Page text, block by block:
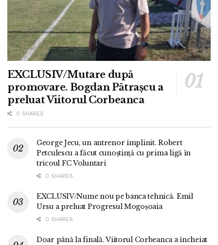
EXCLUSIV/Mutare după
promovare. Bogdan Pătrașcu a
preluat Viitorul Corbeanca
0 SHARES
George Jecu, un antrenor împlinit. Robert
Petculescu a făcut cunoștință cu prima ligă în
tricoul FC Voluntari
0 SHARES
EXCLUSIV/Nume nou pe banca tehnică. Emil
Ursu a preluat Progresul Mogoșoaia
0 SHARES
Doar până la finală. Viitorul Corbeanca a încheiat